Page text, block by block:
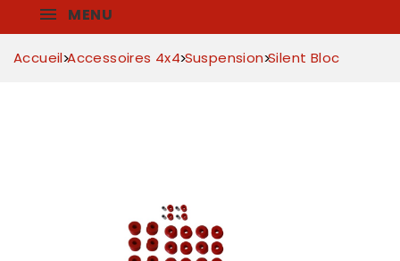
MENU
Accueil Accessoires 4x4 Suspension Silent Bloc